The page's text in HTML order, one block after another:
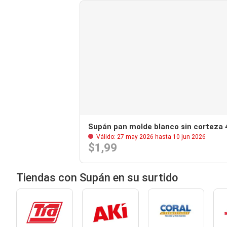
Supán pan molde blanco sin corteza
Válido: 27 may 2026 hasta 10 jun 2026
$1,99
Tiendas con Supán en su surtido